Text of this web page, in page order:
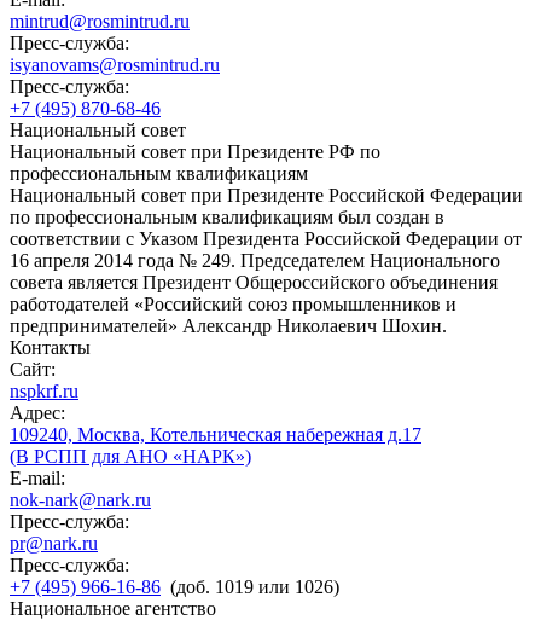
mintrud@rosmintrud.ru
Пресс-служба:
isyanovams@rosmintrud.ru
Пресс-служба:
+7 (495) 870-68-46
Национальный совет
Национальный совет при Президенте РФ по
профессиональным квалификациям
Национальный совет при Президенте Российской Федерации
по профессиональным квалификациям был создан в
соответствии с Указом Президента Российской Федерации от
16 апреля 2014 года № 249. Председателем Национального
совета является Президент Общероссийского объединения
работодателей «Российский союз промышленников и
предпринимателей» Александр Николаевич Шохин.
Контакты
Сайт:
nspkrf.ru
Адрес:
109240, Москва, Котельническая набережная д.17
(В РСПП для АНО «НАРК»)
E-mail:
nok-nark@nark.ru
Пресс-служба:
pr@nark.ru
Пресс-служба:
+7 (495) 966-16-86 (доб. 1019 или 1026)
Национальное агентство